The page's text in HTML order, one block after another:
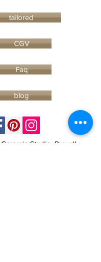
tailored
CGV
Faq
blog
Studio. Proudly